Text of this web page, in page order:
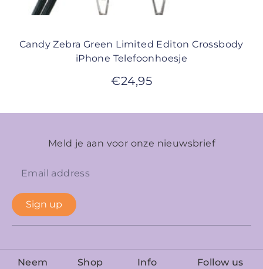
Candy Zebra Green Limited Editon Crossbody
iPhone Telefoonhoesje
€24,95
Meld je aan voor onze nieuwsbrief
Sign up
Neem
Shop
Info
Follow us